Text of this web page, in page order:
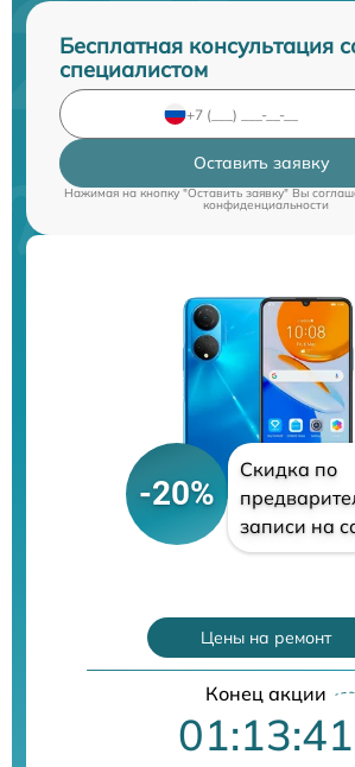
Бесплатная консультация
специалистом
Оставить заявку
Нажимая на кнопку "Оставить заявку" Вы
конфиденциальности
-20%
Скидка по
записи на
Цены на ремонт
Конец акции
01:13:39